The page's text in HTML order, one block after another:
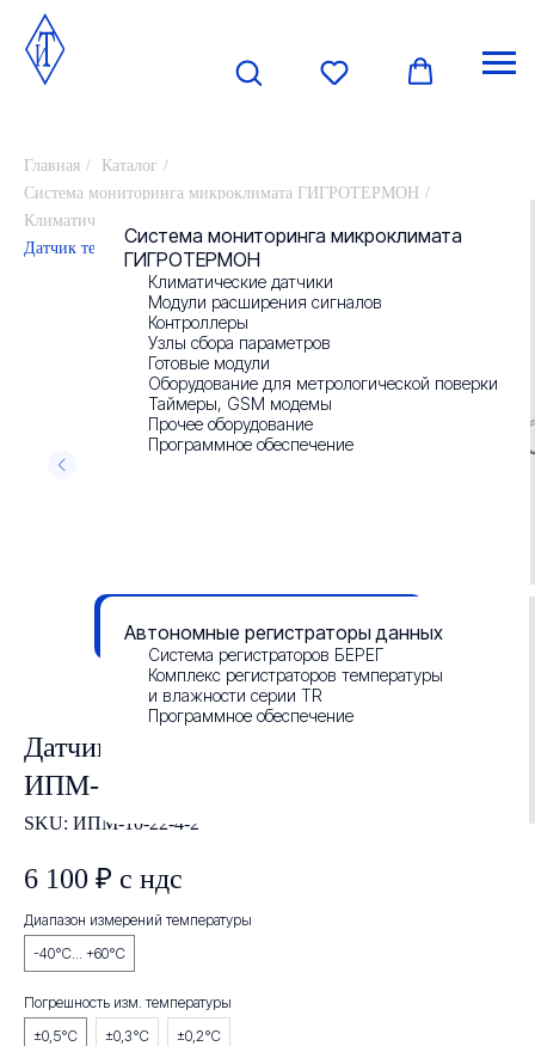
О компании
Новости
Контакты
Отзывы
Смотреть презентацию
Автономные регистраторы данных
Система регистраторов БЕРЕГ
Комплекс регистраторов температуры
и влажности серии TR
Программное обеспечение
Система мониторинга микроклимата
ГИГРОТЕРМОН
Климатические датчики
Модули расширения сигналов
Контроллеры
Узлы сбора параметров
Готовые модули
Оборудование для метрологической поверки
Таймеры, GSM модемы
Прочее оборудование
Программное обеспечение
Главная / Каталог /
Система мониторинга микроклимата ГИГРОТЕРМОН /
Климатические датчики
Датчик температуры и влажности ИПМ-10 влагозащищенный
Датчик температуры и влажности
ИПМ-10 влагозащищенный
SKU: ИПМ-10-22-4-2
6 100 ₽ с ндс
Диапазон измерений температуры
-40°С... +60°С
Погрешность изм. температуры
±0,5°C
±0,3°С ±0,2°С